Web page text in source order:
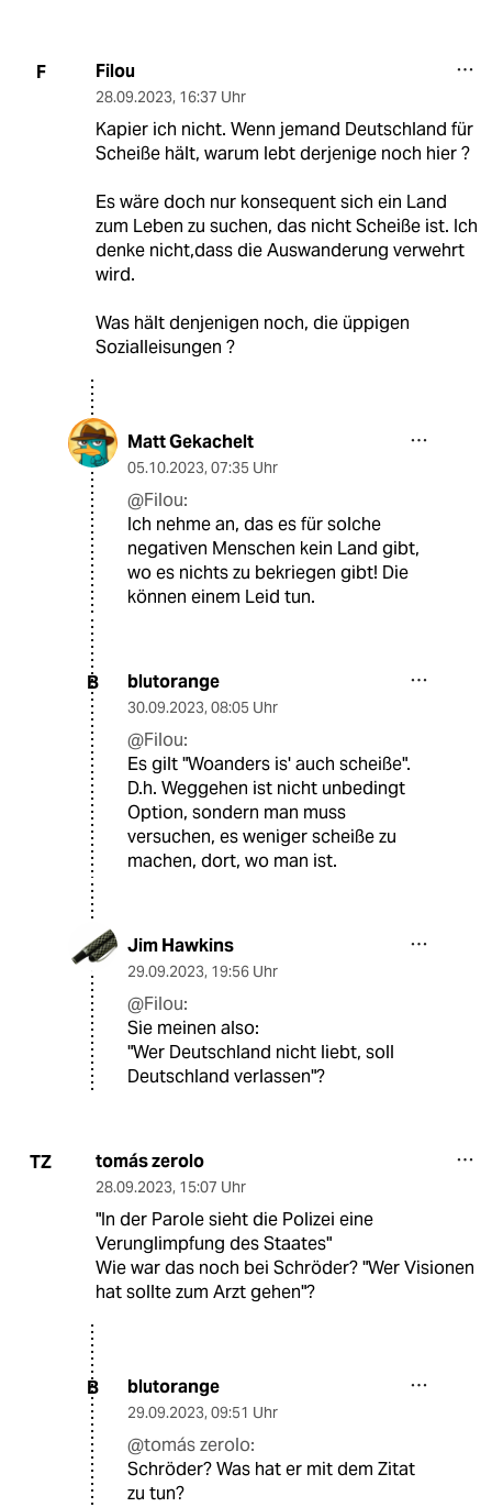
F Filou
28.09.2023, 16:37 Uhr
Kapier ich nicht. Wenn jemand Deutschland für
Scheiße hält, warum lebt derjenige noch hier ?
Es wäre doch nur konsequent sich ein Land
zum Leben zu suchen, das nicht Scheiße ist. Ich
denke nicht,dass die Auswanderung verwehrt
wird.
Was hält denjenigen noch, die üppigen
Sozialleisungen ?
Matt Gekachelt
05.10.2023, 07:35 Uhr
@Filou:
Ich nehme an, das es für solche
negativen Menschen kein Land gibt,
wo es nichts zu bekriegen gibt! Die
können einem Leid tun.
B blutorange
30.09.2023, 08:05 Uhr
@Filou:
Es gilt "Woanders is' auch scheiße".
D.h. Weggehen ist nicht unbedingt
Option, sondern man muss
versuchen, es weniger scheiße zu
machen, dort, wo man ist.
Jim Hawkins
29.09.2023, 19:56 Uhr
@Filou:
Sie meinen also:
"Wer Deutschland nicht liebt, soll
Deutschland verlassen"?
TZ tomás zerolo
28.09.2023, 15:07 Uhr
"In der Parole sieht die Polizei eine
Verunglimpfung des Staates"
Wie war das noch bei Schröder? "Wer Visionen
hat sollte zum Arzt gehen"?
B blutorange
29.09.2023, 09:51 Uhr
@tomás zerolo:
Schröder? Was hat er mit dem Zitat
zu tun?